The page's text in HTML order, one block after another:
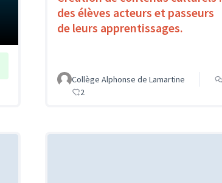
des élèves acteurs et passeurs
de leurs apprentissages.
Collège Alphonse de Lamartine
2